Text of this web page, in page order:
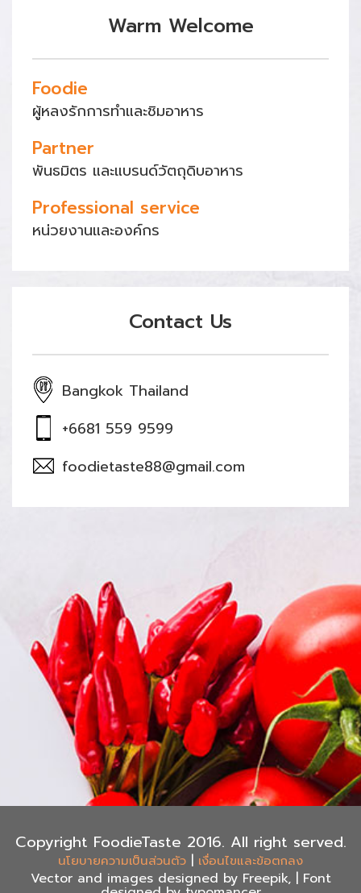
Warm Welcome
Foodie
ผู้หลงรักการทำและชิมอาหาร
Partner
พันธมิตร และแบรนด์วัตถุดิบอาหาร
Professional service
หน่วยงานและองค์กร
Contact Us
Bangkok Thailand
+6681 559 9599
foodietaste88@gmail.com
Copyright FoodieTaste 2016. All right served.
นโยบายความเป็นส่วนตัว | เงื่อนไขและข้อตกลง
Vector and images designed by Freepik, | Font